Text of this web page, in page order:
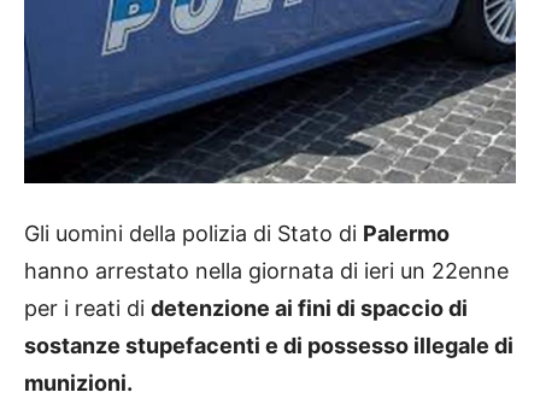
Gli uomini della polizia di Stato di Palermo
hanno arrestato nella giornata di ieri un 22enne
per i reati di detenzione ai fini di spaccio di
sostanze stupefacenti e di possesso illegale di
munizioni.